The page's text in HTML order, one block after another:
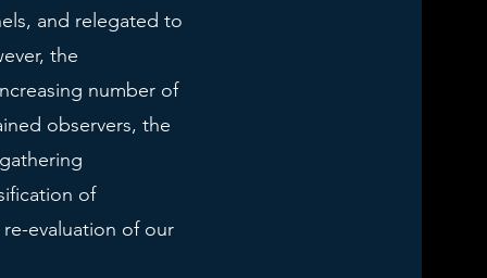
and relegated to
the
number of
observers, the
of
evaluation of our